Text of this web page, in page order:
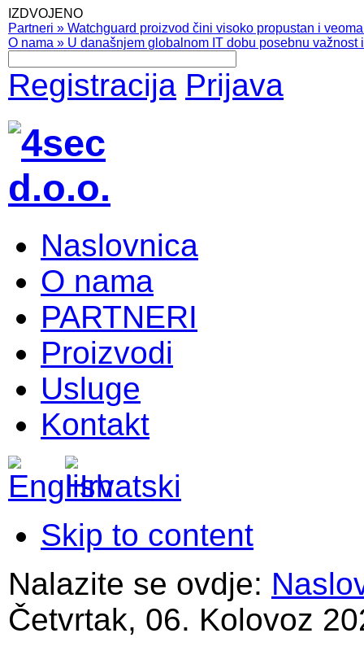
IZDVOJENO
Partneri » Watchguard proizvod čini visoko propustan i
O nama » U današnjem globalnom IT dobu posebnu
Registracija Prijava
Naslovnica
O nama
PARTNERI
Proizvodi
Usluge
Kontakt
Skip to content
Nalazite se ovdje:
Četvrtak, 06. Kolovoz